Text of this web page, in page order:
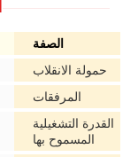
الصفة
حمولة الانقلاب
المرفقات
القدرة التشغيلية
المسموح بها